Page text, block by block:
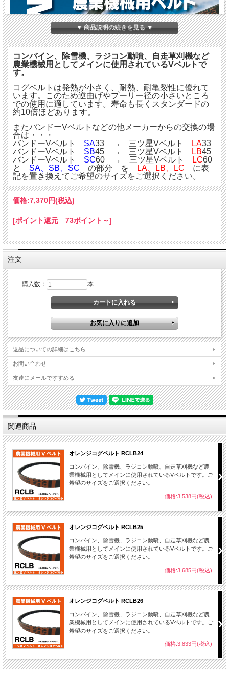
▼ 商品説明の続きを見る ▼
コンバイン、除雪機、ラジコン動噴、自走草刈機など
農業機械用としてメインに使用されているVベルトで
す。
コグベルトは発熱が小さく、耐熱、耐亀裂性に優れて
います。このため逆曲げやプーリー径の小さいところ
での使用に適しています。寿命も長くスタンダードの
約10倍ほどあります。
またバンドーVベルトなどの他メーカーからの交換の場
合は・・・
バンドーVベルト SA33 → 三ツ星Vベルト LA33
バンドーVベルト SB45 → 三ツ星Vベルト LB45
バンドーVベルト SC60 → 三ツ星Vベルト LC60
と SA、SB、SC の部分 を LA、LB、LC に表
記を置き換えてご希望のサイズをご選択ください。
価格:7,370円(税込)
[ポイント還元 73ポイント～]
注文
購入数： 本
返品についての詳細はこちら
お問い合わせ
友達にメールですすめる
関連商品
オレンジコグベルト RCLB24
コンバイン、除雪機、ラジコン動噴、自走草刈機など農
業機械用としてメインに使用されているVベルトです。ご
希望のサイズをご選択ください。
価格:3,538円(税込)
オレンジコグベルト RCLB25
コンバイン、除雪機、ラジコン動噴、自走草刈機など農
業機械用としてメインに使用されているVベルトです。ご
希望のサイズをご選択ください。
価格:3,685円(税込)
オレンジコグベルト RCLB26
コンバイン、除雪機、ラジコン動噴、自走草刈機など農
業機械用としてメインに使用されているVベルトです。ご
希望のサイズをご選択ください。
価格:3,833円(税込)